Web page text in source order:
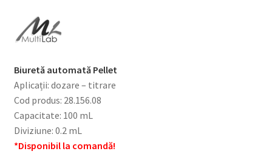
Biuretă automată Pellet
Aplicații: dozare – titrare
Cod produs: 28.156.08
Capacitate: 100 mL
Diviziune: 0.2 mL
*Disponibil la comandă!